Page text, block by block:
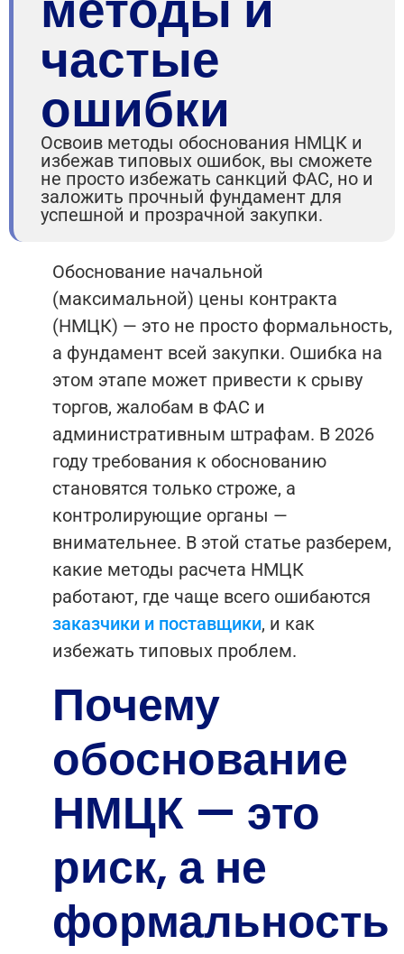
частые
ошибки
Освоив методы обоснования НМЦК и
избежав типовых ошибок, вы сможете
не просто избежать санкций ФАС, но и
заложить прочный фундамент для
успешной и прозрачной закупки.
Обоснование начальной
(максимальной) цены контракта
(НМЦК) — это не просто формальность,
а фундамент всей закупки. Ошибка на
этом этапе может привести к срыву
торгов, жалобам в ФАС и
административным штрафам. В 2026
году требования к обоснованию
становятся только строже, а
контролирующие органы —
внимательнее. В этой статье разберем,
какие методы расчета НМЦК
работают, где чаще всего ошибаются
заказчики и поставщики, и как
избежать типовых проблем.
Почему
обоснование
НМЦК — это
риск, а не
формальность